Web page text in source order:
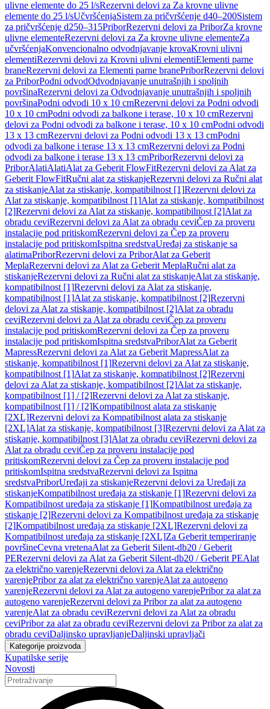
ulivne elemente do 25 l/sRezervni delovi za Za krovne ulivne
elemente do 25 l/sUčvršćenjaSistem za pričvršćenje d40–200Sistem
za pričvršćenje d250–315PriborRezervni delovi za PriborZa krovne
ulivne elementeRezervni delovi za Za krovne ulivne elementeZa
učvršćenjaKonvencionalno odvodnjavanje krovaKrovni ulivni
elementiRezervni delovi za Krovni ulivni elementiElementi parne
braneRezervni delovi za Elementi parne branePriborRezervni delovi
za PriborPodni odvodOdvodnjavanje unutrašnjih i spoljnih
površinaRezervni delovi za Odvodnjavanje unutrašnjih i spoljnih
površinaPodni odvodi 10 x 10 cmRezervni delovi za Podni odvodi
10 x 10 cmPodni odvodi za balkone i terase, 10 x 10 cmRezervni
delovi za Podni odvodi za balkone i terase, 10 x 10 cmPodni odvodi
13 x 13 cmRezervni delovi za Podni odvodi 13 x 13 cmPodni
odvodi za balkone i terase 13 x 13 cmRezervni delovi za Podni
odvodi za balkone i terase 13 x 13 cmPriborRezervni delovi za
PriborAlatiAlatiAlat za Geberit FlowFitRezervni delovi za Alat za
Geberit FlowFitRučni alat za stiskanjeRezervni delovi za Ručni alat
za stiskanjeAlat za stiskanje, kompatibilnost [1]Rezervni delovi za
Alat za stiskanje, kompatibilnost [1]Alat za stiskanje, kompatibilnost
[2]Rezervni delovi za Alat za stiskanje, kompatibilnost [2]Alat za
obradu ceviRezervni delovi za Alat za obradu ceviČep za proveru
instalacije pod pritiskomRezervni delovi za Čep za proveru
instalacije pod pritiskomIspitna sredstvaUređaj za stiskanje sa
alatimaPriborRezervni delovi za PriborAlat za Geberit
MeplaRezervni delovi za Alat za Geberit MeplaRučni alat za
stiskanjeRezervni delovi za Ručni alat za stiskanjeAlat za stiskanje,
kompatibilnost [1]Rezervni delovi za Alat za stiskanje,
kompatibilnost [1]Alat za stiskanje, kompatibilnost [2]Rezervni
delovi za Alat za stiskanje, kompatibilnost [2]Alat za obradu
ceviRezervni delovi za Alat za obradu ceviČep za proveru
instalacije pod pritiskomRezervni delovi za Čep za proveru
instalacije pod pritiskomIspitna sredstvaPriborAlat za Geberit
MapressRezervni delovi za Alat za Geberit MapressAlat za
stiskanje, kompatibilnost [1]Rezervni delovi za Alat za stiskanje,
kompatibilnost [1]Alat za stiskanje, kompatibilnost [2]Rezervni
delovi za Alat za stiskanje, kompatibilnost [2]Alat za stiskanje,
kompatibilnost [1] / [2]Rezervni delovi za Alat za stiskanje,
kompatibilnost [1] / [2]Kompatibilnost alata za stiskanje
[2XL]Rezervni delovi za Kompatibilnost alata za stiskanje
[2XL]Alat za stiskanje, kompatibilnost [3]Rezervni delovi za Alat za
stiskanje, kompatibilnost [3]Alat za obradu ceviRezervni delovi za
Alat za obradu ceviČep za proveru instalacije pod
pritiskomRezervni delovi za Čep za proveru instalacije pod
pritiskomIspitna sredstvaRezervni delovi za Ispitna
sredstvaPriborUređaji za stiskanjeRezervni delovi za Uređaji za
stiskanjeKompatibilnost uređaja za stiskanje [1]Rezervni delovi za
Kompatibilnost uređaja za stiskanje [1]Kompatibilnost uređaja za
stiskanje [2]Rezervni delovi za Kompatibilnost uređaja za stiskanje
[2]Kompatibilnost uređaja za stiskanje [2XL]Rezervni delovi za
Kompatibilnost uređaja za stiskanje [2XL]Za Geberit temperiranje
površineCevna vretenaAlat za Geberit Silent-db20 / Geberit
PERezervni delovi za Alat za Geberit Silent-db20 / Geberit PEAlat
za električno varenjeRezervni delovi za Alat za električno
varenjePribor za alat za električno varenjeAlat za autogeno
varenjeRezervni delovi za Alat za autogeno varenjePribor za alat za
autogeno varenjeRezervni delovi za Pribor za alat za autogeno
varenjeAlat za obradu ceviRezervni delovi za Alat za obradu
ceviPribor za alat za obradu ceviRezervni delovi za Pribor za alat za
obradu ceviDaljinsko upravljanjeDaljinski upravljači
Kategorije proizvoda
Kupatilske serije
Novosti